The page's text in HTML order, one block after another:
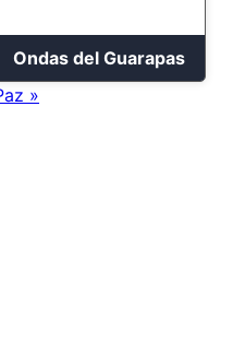
Ondas del Guarapas
»